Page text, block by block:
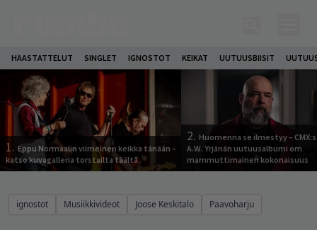
HAASTATTELUT SINGLET IGNOSTOT KEIKAT UUTUUSBIISIT
1. Eppu Normaalin viimeinen keikka tänään –
katso kuvagalleria torstailta täältä
2. Huomenna se ilmestyy –
A.W. Yrjänän uutuusalbumi om
mammuttimainen kokonaisuus
ignostot Musiikkivideot Joose Keskitalo Paavoharju